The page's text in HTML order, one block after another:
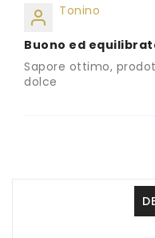
Tonino
Buono ed
Sapore ottimo,
dolce